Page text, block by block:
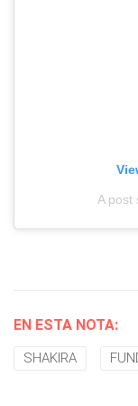
A post
EN ESTA NOTA:
SHAKIRA